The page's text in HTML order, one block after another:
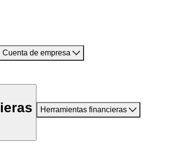
Cuenta de empresa
Herramientas financieras